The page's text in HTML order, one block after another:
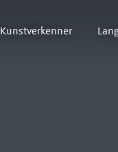
Kunstverkenner